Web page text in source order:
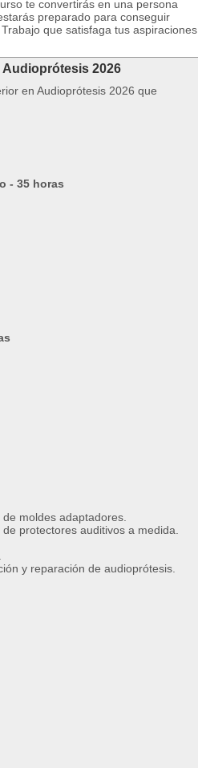
te convertirás en una persona
preparado para conseguir
que satisfaga tus aspiraciones
2026
en Audioprótesis 2026 que
- 35 horas
moldes adaptadores.
protectores auditivos a medida.
y reparación de audioprótesis.